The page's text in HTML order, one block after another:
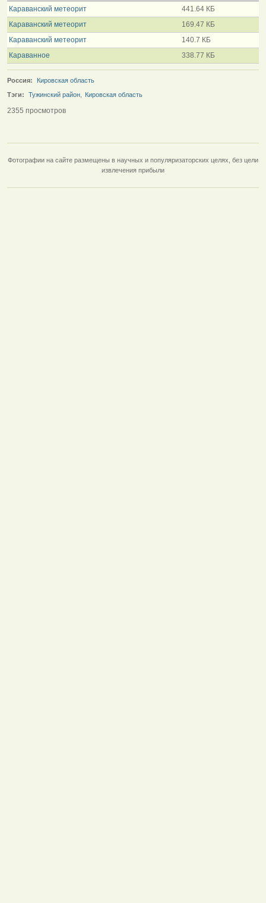
Караванский метеорит
441.64 КБ
Караванский метеорит
169.47 КБ
Караванский метеорит
140.7 КБ
Караванное
338.77 КБ
Россия:
Кировская область
Тэги:
Тужинский район Кировская область
2355 просмотров
Фотографии на сайте размещены в научных и популяризаторских целях, без цели
извлечения прибыли